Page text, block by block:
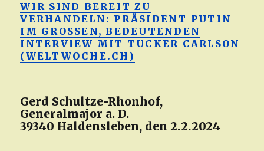
WIR SIND BEREIT ZU
VERHANDELN: PRÄSIDENT PUTIN
IM GROSSEN, BEDEUTENDEN
INTERVIEW MIT TUCKER CARLSON
(WELTWOCHE.CH)
Gerd Schultze-Rhonhof,
Generalmajor a. D.
39340 Haldensleben, den 2.2.2024